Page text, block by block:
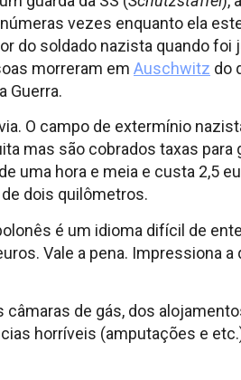
vezes enquanto ela
do soldado nazista quando foi
morreram em Auschwitz do
Guerra.
O campo de extermínio
mas são cobrados taxas
uma hora e meia e custa 2,5
dois quilômetros.
é um idioma difícil de
Vale a pena. Impressiona
câmaras de gás, dos
horríveis (amputações e